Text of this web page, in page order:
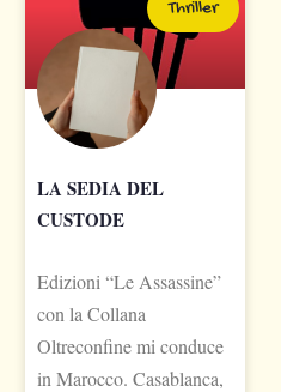
Thriller
LA SEDIA DEL
CUSTODE
Edizioni “Le Assassine”
con la Collana
Oltreconfine mi conduce
in Marocco. Casablanca,